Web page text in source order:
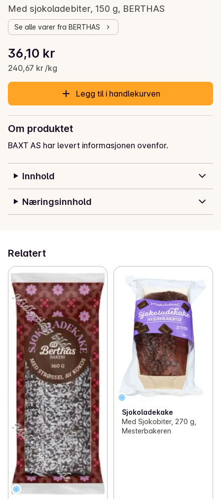
Med sjokoladebiter, 150 g, BERTHAS
Se alle varer fra BERTHAS
Gjeldende pris er: 36,10 kr
36,10 kr
240,67 kr /kg
Stykkpris: 240,67 kr /kg
Legg til i handlekurven
Om produktet
BAXT AS har levert informasjonen ovenfor.
Innhold
Næringsinnhold
Relatert
Sjokoladekake
Med Sjokobiter, 270 g,
Mesterbakeren